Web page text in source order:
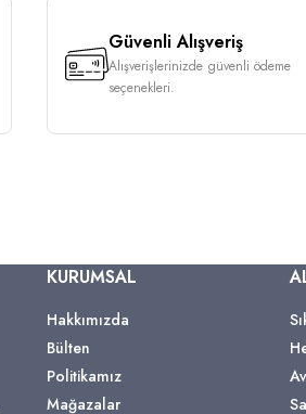
Güvenli Alışveriş
Alışverişlerinizde güvenli ödeme
seçenekleri.
KURUMSAL
Hakkımızda
Bülten
Politikamız
Mağazalar